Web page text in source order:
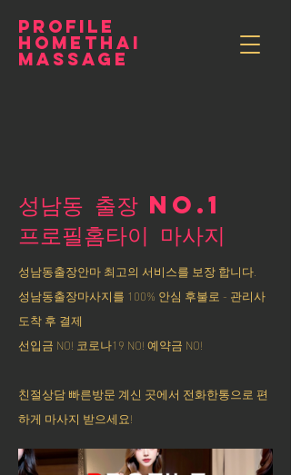
PROFILE
HOMETHAI
MASSAGE
성남동 출장 NO.1
​프로필홈타이 마사지
성남동출장안마 최고의 서비스를 보장 합니다.
성남동출장마사지를 100% 안심 후불로 - 관리사
도착 후 결제
선입금 NO! 코로나19 NO! 예약금 NO!
친절상담 빠른방문 계신 곳에서 전화한통으로 편
하게 마사지 받으세요!